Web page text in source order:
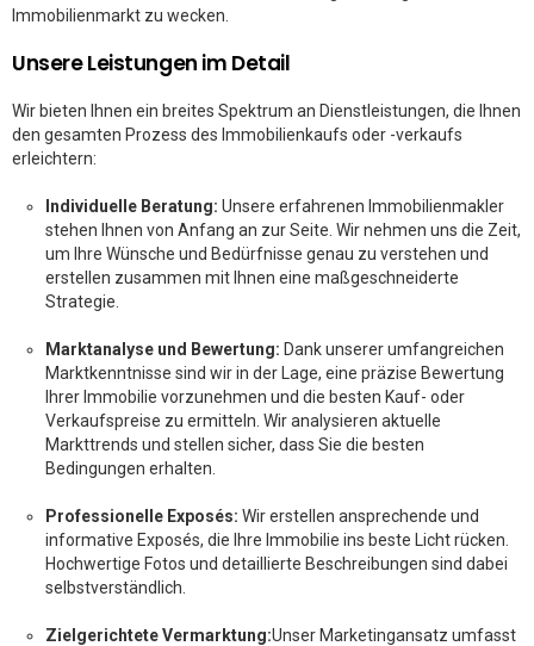
Immobilienmarkt zu wecken.
Unsere Leistungen im Detail
Wir bieten Ihnen ein breites Spektrum an Dienstleistungen, die Ihnen
den gesamten Prozess des Immobilienkaufs oder -verkaufs
erleichtern:
Individuelle Beratung: Unsere erfahrenen Immobilienmakler
stehen Ihnen von Anfang an zur Seite. Wir nehmen uns die Zeit,
um Ihre Wünsche und Bedürfnisse genau zu verstehen und
erstellen zusammen mit Ihnen eine maßgeschneiderte
Strategie.
Marktanalyse und Bewertung: Dank unserer umfangreichen
Marktkenntnisse sind wir in der Lage, eine präzise Bewertung
Ihrer Immobilie vorzunehmen und die besten Kauf- oder
Verkaufspreise zu ermitteln. Wir analysieren aktuelle
Markttrends und stellen sicher, dass Sie die besten
Bedingungen erhalten.
Professionelle Exposés: Wir erstellen ansprechende und
informative Exposés, die Ihre Immobilie ins beste Licht rücken.
Hochwertige Fotos und detaillierte Beschreibungen sind dabei
selbstverständlich.
Zielgerichtete Vermarktung:Unser Marketingansatz umfasst